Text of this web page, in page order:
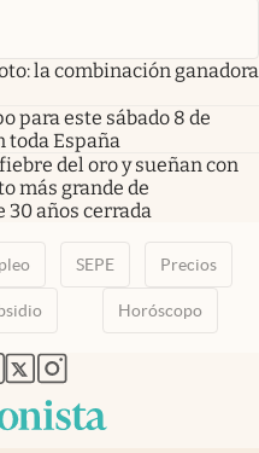
la combinación ganadora
para este sábado 8 de
toda España
del oro y sueñan con
más grande de
30 años cerrada
SEPE Precios
Horóscopo
pestaña
en nueva pestaña
abre en nueva pestaña
abre en nueva pestaña
abre en nueva pestaña